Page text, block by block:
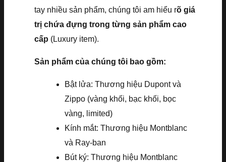
tay nhiều sản phẩm, chúng tôi am hiểu rõ giá
trị chứa đựng trong từng sản phẩm cao
cấp (Luxury item).
Sản phẩm của chúng tôi bao gồm:
Bật lửa: Thương hiệu Dupont và
Zippo (vàng khối, bạc khối, bọc
vàng, limited)
Kính mắt: Thương hiệu Montblanc
và Ray-ban
Bút ký: Thương hiệu Montblanc